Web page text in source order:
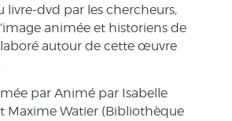
livre-dvd par les chercheurs,
animée et historiens de
autour de cette œuvre
par Animé par Isabelle
Maxime Watier (Bibliothèque